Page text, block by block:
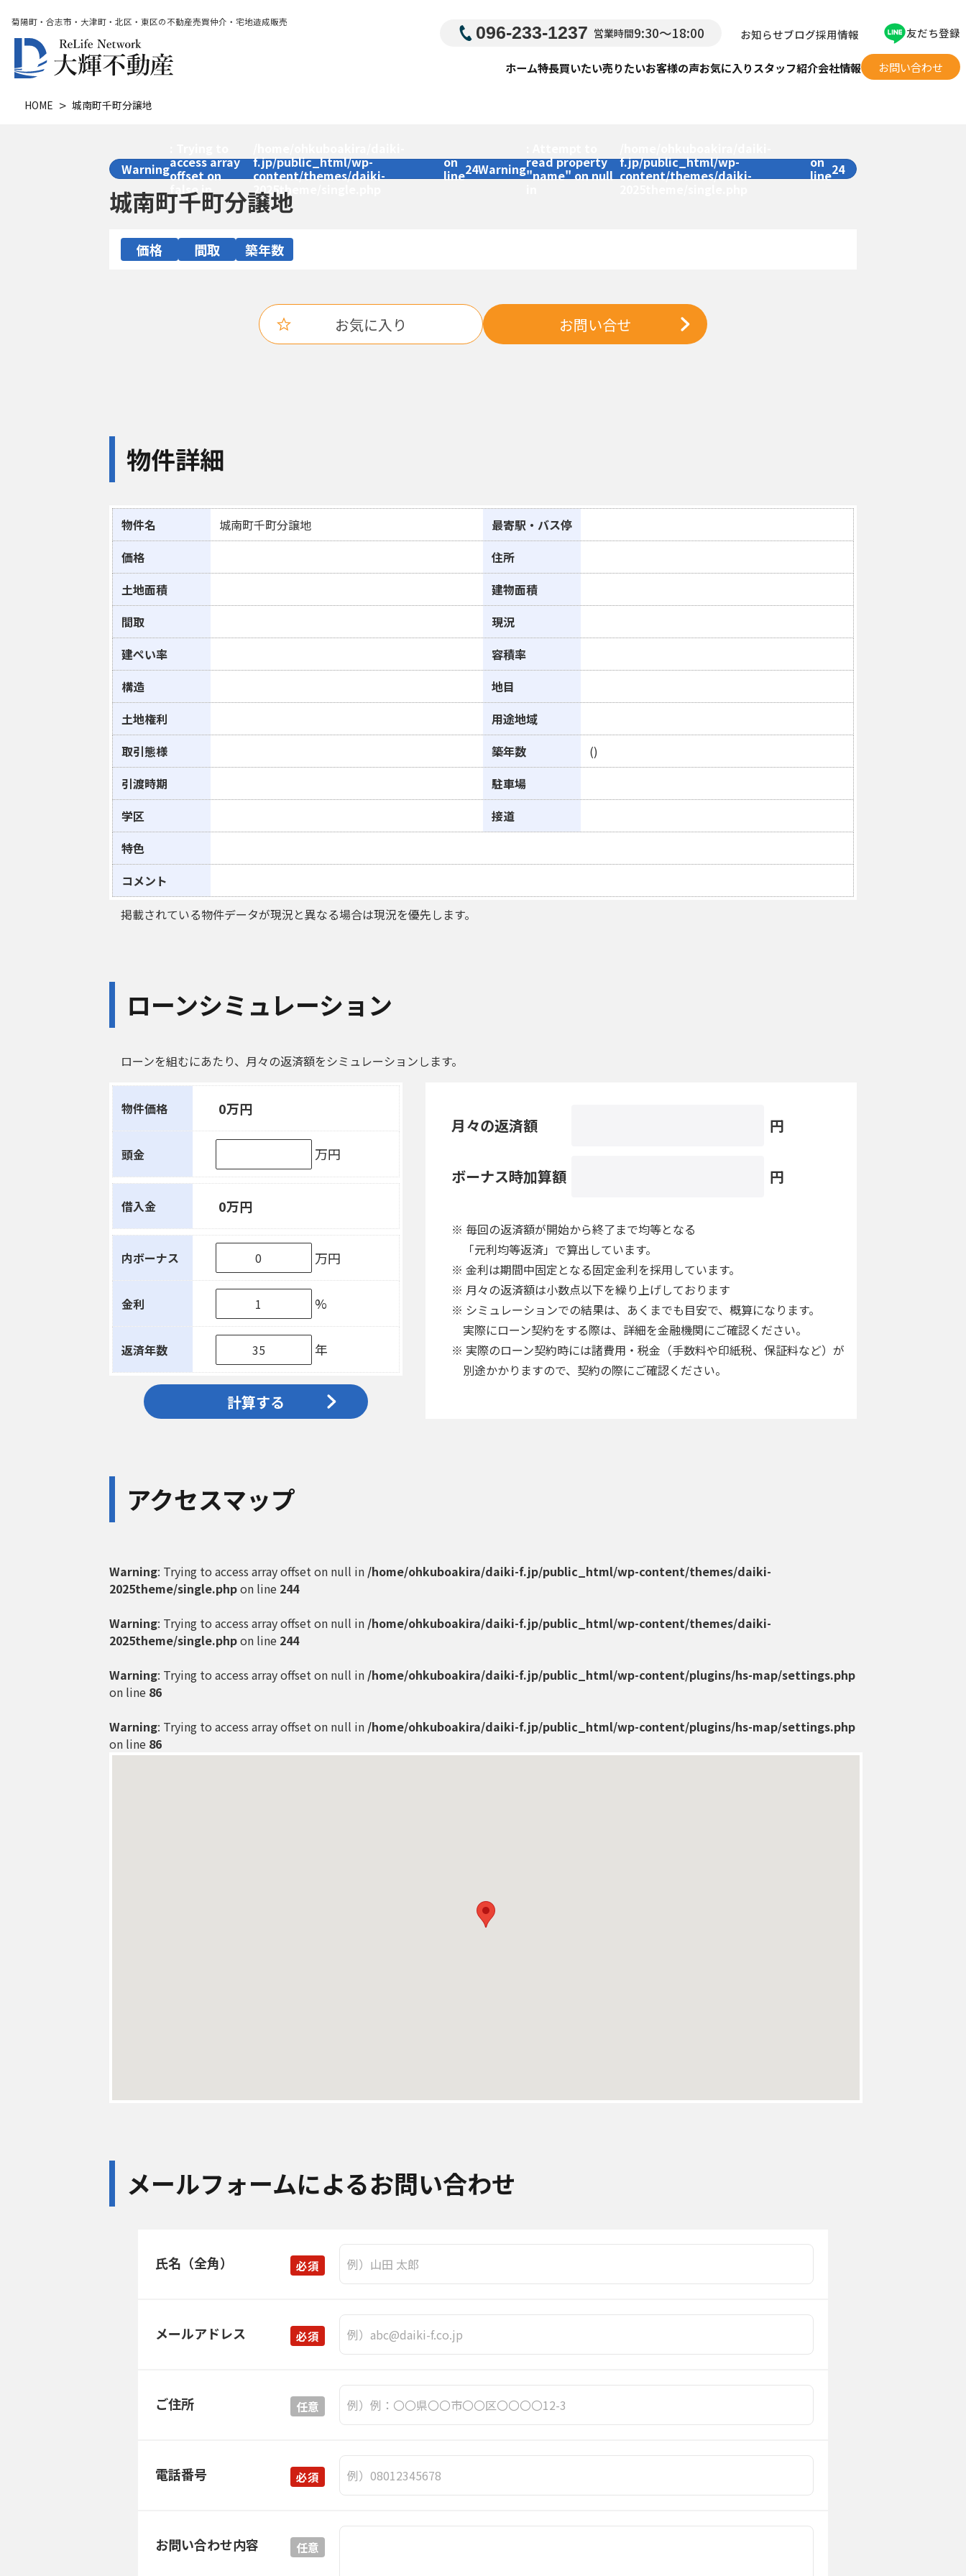
菊陽町・合志市・大津町・北区・東区の不動産売買仲介・宅地造成販売
096-233-1237 営業時間9:30〜18:00 お知らせブログ採用情報 友だち登録
ホーム特長買いたい売りたいお客様の声お気に入りスタッフ紹介会社情報 お問い合わせ
HOME 城南町千町分譲地
Warningaccess array
offset on
false in
f.jp/public_html/wp-
content/themes/daiki-
2025theme/single.php
on
line24Warningread property
"name" on null
f.jp/public_html/wp-
content/themes/daiki-
on
line24
城南町千町分譲地
価格 間取 築年数
お気に入り お問い合せ
物件詳細
物件名 城南町千町分譲地
最寄駅・バス停
価格
住所
土地面積
建物面積
間取
現況
建ぺい率
容積率
構造
地目
土地権利
用途地域
取引態様
築年数
()
引渡時期
駐車場
学区
接道
特色
コメント
掲載されている物件データが現況と異なる場合は現況を優先します。
ローンシミュレーション
ローンを組むにあたり、月々の返済額をシミュレーションします。
物件価格 0万円
頭金 万円
借入金 0万円
内ボーナス 万円
金利 %
返済年数 年
計算する
月々の返済額 円
ボーナス時加算額 円
※ 毎回の返済額が開始から終了まで均等となる
「元利均等返済」で算出しています。
※ 金利は期間中固定となる固定金利を採用しています。
※ 月々の返済額は小数点以下を繰り上げしております
※ シミュレーションでの結果は、あくまでも目安で、概算になります。
実際にローン契約をする際は、詳細を金融機関にご確認ください。
※ 実際のローン契約時には諸費用・税金（手数料や印紙税、保証料など）が
別途かかりますので、契約の際にご確認ください。
アクセスマップ
Warning: Trying to access array offset on null in /home/ohkuboakira/daiki-f.jp/public_html/wp-content/themes/daiki-
2025theme/single.phpon line 244
Warning: Trying to access array offset on null in /home/ohkuboakira/daiki-f.jp/public_html/wp-content/themes/daiki-
2025theme/single.phpon line 244
Warning: Trying to access array offset on null in /home/ohkuboakira/daiki-f.jp/public_html/wp-content/plugins/hs-map/settings.php
on line 86
Warning: Trying to access array offset on null in /home/ohkuboakira/daiki-f.jp/public_html/wp-content/plugins/hs-map/settings.php
on line 86
メールフォームによるお問い合わせ
氏名（全角） 必須
メールアドレス 必須
ご住所 任意
電話番号 必須
お問い合わせ内容 任意